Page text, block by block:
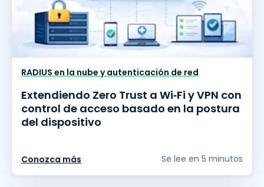
RADIUS en la nube y autenticación de red
Extendiendo Zero Trust a Wi‑Fi y VPN con
control de acceso basado en la postura
del dispositivo
Conozca más Se lee en 5 minutos